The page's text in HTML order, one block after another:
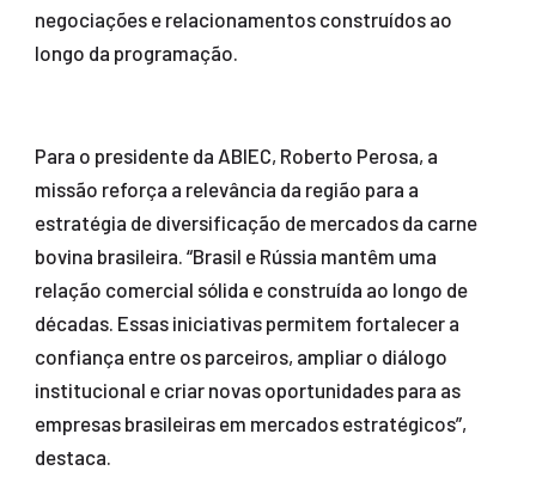
negociações e relacionamentos construídos ao
longo da programação.
Para o presidente da ABIEC, Roberto Perosa, a
missão reforça a relevância da região para a
estratégia de diversificação de mercados da carne
bovina brasileira. “Brasil e Rússia mantêm uma
relação comercial sólida e construída ao longo de
décadas. Essas iniciativas permitem fortalecer a
confiança entre os parceiros, ampliar o diálogo
institucional e criar novas oportunidades para as
empresas brasileiras em mercados estratégicos”,
destaca.